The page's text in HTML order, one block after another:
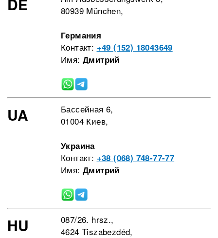
80939 München,
Германия
Контакт: +49 (152) 18043649
Имя: Дмитрий
UA
Бассейная 6,
01004 Киев,
Украина
Контакт: +38 (068) 748-77-77
Имя: Дмитрий
HU
087/26. hrsz.,
4624 Tiszabezdéd,